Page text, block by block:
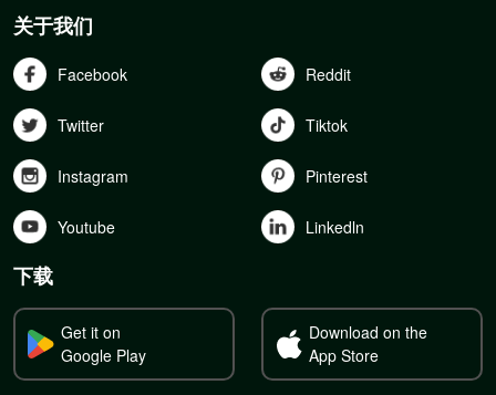
关于我们
Facebook Reddit
Twitter Tiktok
Instagram Pinterest
Youtube Linkedln
下载
Get it on
Google Play
Download on the
App Store